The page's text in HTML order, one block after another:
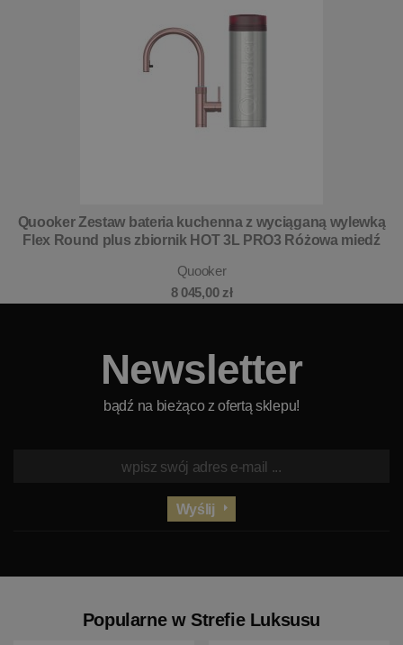
Quooker Zestaw bateria kuchenna z wyciąganą wylewką
Flex Round plus zbiornik HOT 3L PRO3 Różowa miedź
Quooker
8 045,00 zł
Newsletter
bądź na bieżąco z ofertą sklepu!
Wyślij
Popularne w Strefie Luksusu